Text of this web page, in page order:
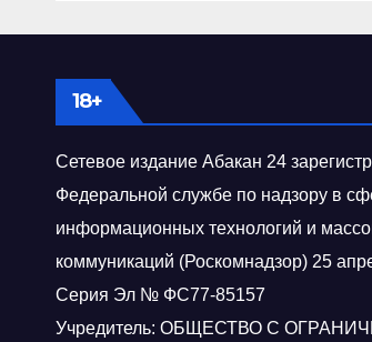
18+
Сетевое издание Абакан 24
Федеральной службе по надзору в
информационных технологий и
коммуникаций (Роскомнадзор) 25
Серия Эл № ФС77-85157
Учредитель: ОБЩЕСТВО С